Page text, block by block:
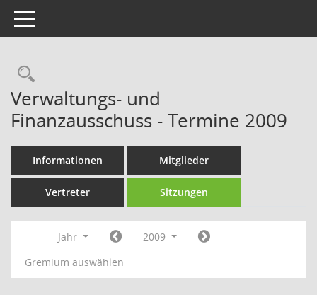
Toggle navigation
Rechercheauswahl
Verwaltungs- und
Finanzausschuss - Termine 2009
Informationen Mitglieder
Vertreter Sitzungen
Jahr
2009
Gremium auswählen